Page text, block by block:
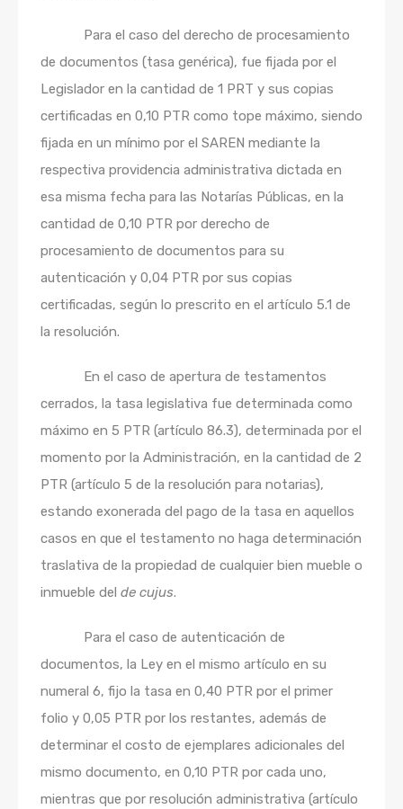
Para el caso del derecho de procesamiento
de documentos (tasa genérica), fue fijada por el
Legislador en la cantidad de 1 PRT y sus copias
certificadas en 0,10 PTR como tope máximo, siendo
fijada en un mínimo por el SAREN mediante la
respectiva providencia administrativa dictada en
esa misma fecha para las Notarías Públicas, en la
cantidad de 0,10 PTR por derecho de
procesamiento de documentos para su
autenticación y 0,04 PTR por sus copias
certificadas, según lo prescrito en el artículo 5.1 de
la resolución.
En el caso de apertura de testamentos
cerrados, la tasa legislativa fue determinada como
máximo en 5 PTR (artículo 86.3), determinada por el
momento por la Administración, en la cantidad de 2
PTR (artículo 5 de la resolución para notarias),
estando exonerada del pago de la tasa en aquellos
casos en que el testamento no haga determinación
traslativa de la propiedad de cualquier bien mueble o
inmueble del de cujus.
Para el caso de autenticación de
documentos, la Ley en el mismo artículo en su
numeral 6, fijo la tasa en 0,40 PTR por el primer
folio y 0,05 PTR por los restantes, además de
determinar el costo de ejemplares adicionales del
mismo documento, en 0,10 PTR por cada uno,
mientras que por resolución administrativa (artículo